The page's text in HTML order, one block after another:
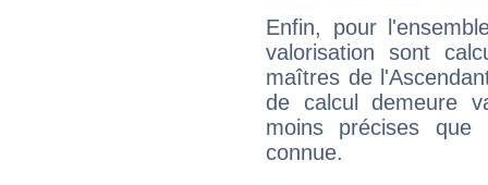
Enfin, pour
valorisation sont
maîtres de
de calcul demeure
moins précises que
connue.